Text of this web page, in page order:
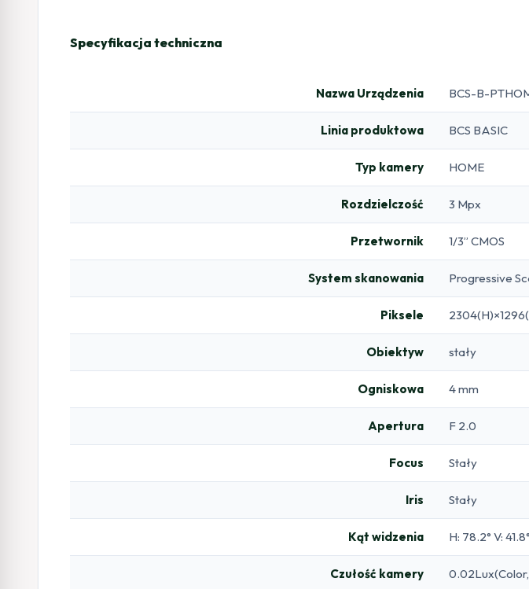
Specyfikacja techniczna
Nazwa Urządzenia BCS-B-
Linia produktowa BCS BASIC
Typ kamery HOME
Rozdzielczość 3 Mpx
Przetwornik 1/3” CMOS
System skanowania Progressive
Piksele
Obiektyw stały
Ogniskowa 4 mm
Apertura F 2.0
Focus Stały
Iris Stały
Kąt widzenia H: 78.2° V:
Czułość kamery